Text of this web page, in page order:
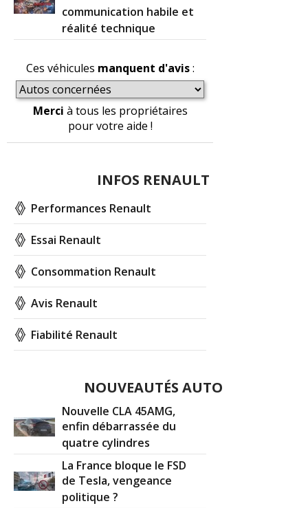
communication habile et
réalité technique
Ces véhicules manquent d'avis:
Merci à tous les propriétaires
pour votre aide !
INFOS RENAULT
Performances Renault
Essai Renault
Consommation Renault
Avis Renault
Fiabilité Renault
NOUVEAUTÉS AUTO
Nouvelle CLA 45AMG,
enfin débarrassée du
quatre cylindres
La France bloque le FSD
de Tesla, vengeance
politique ?